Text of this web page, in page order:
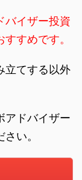
バイザー投資
すめです。
立てする以外
アドバイザー
い。